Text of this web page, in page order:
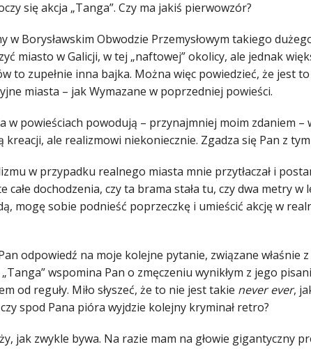
się akcja „Tanga”. Czy ma jakiś pierwowzór?
w Borysławskim Obwodzie Przemysłowym takiego
miasto w Galicji, w tej „naftowej” okolicy, ale jednak
to zupełnie inna bajka. Można więc powiedzieć, że jest
miasta – jak Wymazane w poprzedniej powieści.
w powieściach powodują – przynajmniej moim zdaniem
ale realizmowi niekoniecznie. Zgadza się Pan z
w przypadku realnego miasta mnie przytłaczał i
całe dochodzenia, czy ta brama stała tu, czy dwa metry w
mogę sobie podnieść poprzeczkę i umieścić akcję w
odpowiedź na moje kolejne pytanie, związane właśnie
wspomina Pan o zmęczeniu wynikłym z jego
od reguły. Miło słyszeć, że to nie jest takie never ever,
spod Pana pióra wyjdzie kolejny kryminał retro?
jak zwykle bywa. Na razie mam na głowie gigantyczny